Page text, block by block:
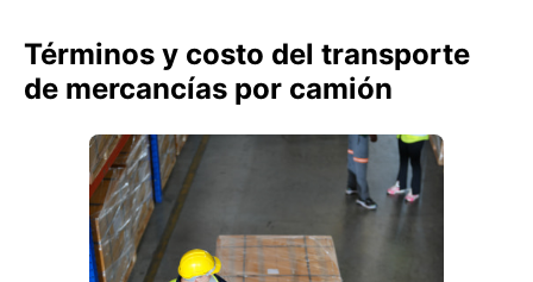
Términos y costo del transporte
de mercancías por camión